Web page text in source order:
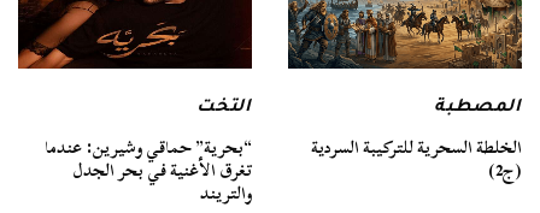
المصطبة
الخلطة السحرية للتركيبة السردية
(ج2)
التخت
“بحرية” حماقي وشيرين: عندما
تغرق الأغنية في بحر الجدل
والتريند